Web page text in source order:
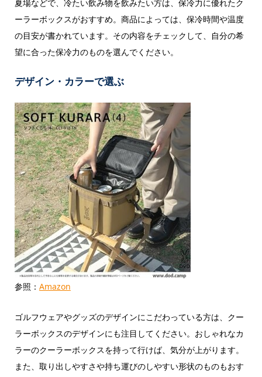
夏場などで、冷たい飲み物を飲みたい方は、保冷力に優れたク
ーラーボックスがおすすめ。商品によっては、保冷時間や温度
の目安が書かれています。その内容をチェックして、自分の希
望に合った保冷力のものを選んでください。
デザイン・カラーで選ぶ
参照： Amazon
ゴルフウェアやグッズのデザインにこだわっている方は、クー
ラーボックスのデザインにも注目してください。おしゃれなカ
ラーのクーラーボックスを持って行けば、気分が上がります。
また、取り出しやすさや持ち運びのしやすい形状のものもおす